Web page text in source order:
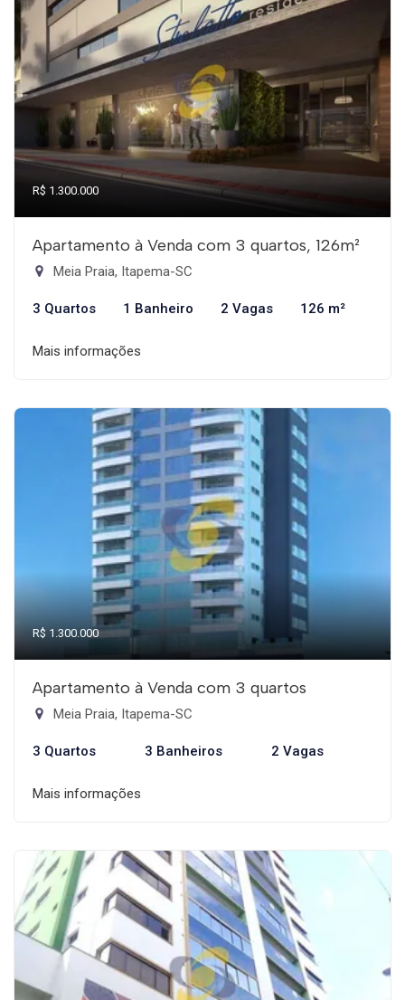
R$ 1.300.000
Apartamento à Venda com 3 quartos, 126m²
Meia Praia, Itapema-SC
3 Quartos 1 Banheiro 2 Vagas 126 m²
Mais informações
R$ 1.300.000
Apartamento à Venda com 3 quartos
Meia Praia, Itapema-SC
3 Quartos 3 Banheiros 2 Vagas
Mais informações